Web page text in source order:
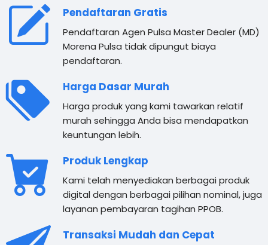
Pendaftaran Gratis
Pendaftaran Agen Pulsa Master Dealer (MD)
Morena Pulsa tidak dipungut biaya
pendaftaran.
Harga Dasar Murah
Harga produk yang kami tawarkan relatif
murah sehingga Anda bisa mendapatkan
keuntungan lebih.
Produk Lengkap
Kami telah menyediakan berbagai produk
digital dengan berbagai pilihan nominal, juga
layanan pembayaran tagihan PPOB.
Transaksi Mudah dan Cepat